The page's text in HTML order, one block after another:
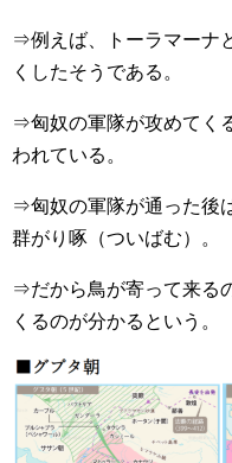
⇒例えば、トーラマーナ
くしたそうである。
⇒匈奴の軍隊が攻めてく
われている。
⇒匈奴の軍隊が通った後
群がり啄（ついばむ）。
⇒だから鳥が寄って来る
くるのが分かるという。